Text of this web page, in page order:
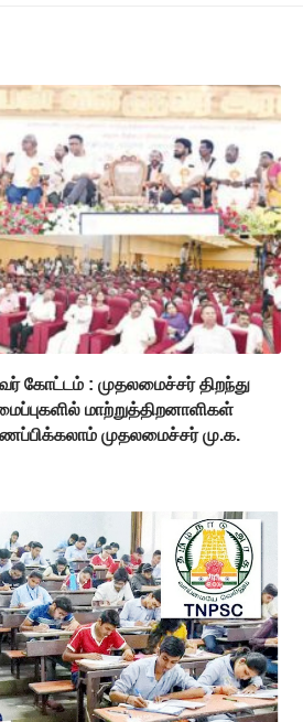
கோட்டம் : முதலமைச்சர் திறந்து
மாற்றுத்திறனாளிகள்
முதலமைச்சர் மு.க.